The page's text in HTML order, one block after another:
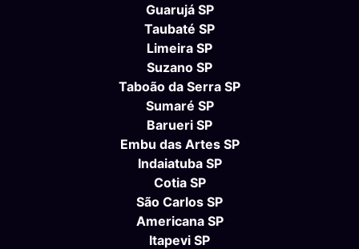
Guarujá SP
Taubaté SP
Limeira SP
Suzano SP
Taboão da Serra SP
Sumaré SP
Barueri SP
Embu das Artes SP
Indaiatuba SP
Cotia SP
São Carlos SP
Americana SP
Itapevi SP